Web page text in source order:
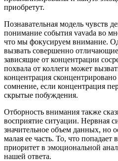
приобретут.
Познавательная модель чувств
понимание события vavada во
что мы фокусируем внимание.
вызвать совершенно
зависящие от концентрации
похвала от коллеги может
концентрация
сомнение, если концентрация
скрытые побуждения.
Отборность внимания также
восприятие ситуации. Нервная
значительное объем данных, но
малая ее часть. То, что попадает
приоритет в эмоциональной
нашей ответа.